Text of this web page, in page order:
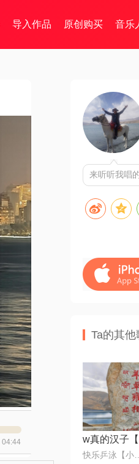
导入作品 原创购买 音乐
04:44
来听听我唱
Ta的其他